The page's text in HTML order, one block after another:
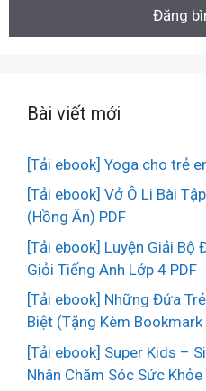
Bài viết mới
[Tải ebook] Yoga cho trẻ
[Tải ebook] Vở Ô Li Bài
(Hồng Ân) PDF
[Tải ebook] Luyện Giải Bộ
Giỏi Tiếng Anh Lớp 4 PDF
[Tải ebook] Những Đứa
Biệt (Tặng Kèm
[Tải ebook] Super Kids –
Nhân Chăm Sóc Sức Khỏe